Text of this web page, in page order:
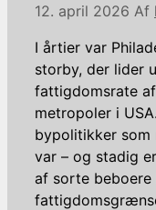
12. april 2026 Af
I årtier var
storby, der lider
fattigdomsrate
metropoler i
bypolitikker
var – og stadig
af sorte beboere